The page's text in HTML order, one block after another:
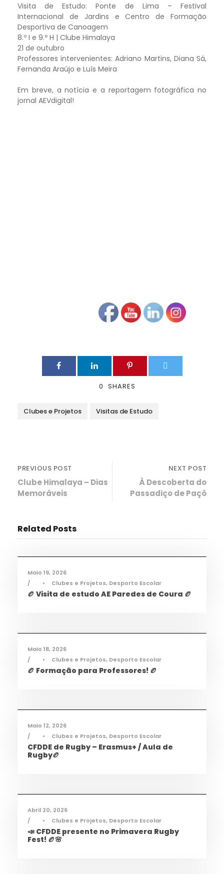
Visita de Estudo: Ponte de Lima – Festival
Internacional de Jardins e Centro de Formação
Desportiva de Canoagem
8.º I e 9.º H | Clube Himalaya
21 de outubro
Professores intervenientes: Adriano Martins, Diana Sá,
Fernanda Araújo e Luís Meira
Em breve, a notícia e a reportagem fotográfica no
jornal AEVdigital!
0 SHARES
Clubes e Projetos Visitas de Estudo
PREVIOUS POST
Clube Himalaya – Dias
Memoráveis
NEXT POST
À Descoberta do
Passadiço de Paçô
Related Posts
Desporto,Notícias
Maio 19, 2026
•
Clubes e Projetos, Desporto Escolar
🏉 Visita de estudo AE Paredes de Coura 🏉
Maio 18, 2026
•
Clubes e Projetos, Desporto Escolar
🏉 Formação para Professores! 🏉
Maio 12, 2026
•
Clubes e Projetos, Desporto Escolar
CFDDE de Rugby – Erasmus+ / Aula de
Rugby🏉
Abril 20, 2026
•
Clubes e Projetos, Desporto Escolar
📣 CFDDE presente no Primavera Rugby
Fest! 🏉🌸